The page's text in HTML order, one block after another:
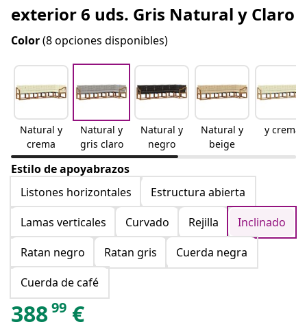
exterior 6 uds. Gris Natural y Claro
Color(8 opciones disponibles)
Natural y
crema
Natural y
gris claro
Natural y
negro
Natural y
beige
y crema
Estilo de apoyabrazos
Listones horizontales
Estructura abierta
Lamas verticales
Curvado Rejilla
Inclinado
Ratan negro
Ratan gris
Cuerda negra
Cuerda de café
38899 €